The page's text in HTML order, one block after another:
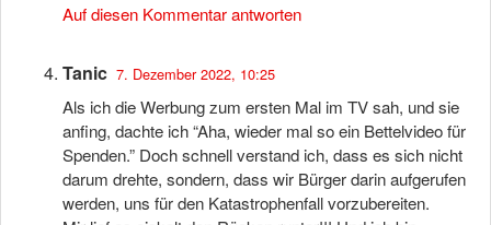
Auf diesen Kommentar antworten
Tanic 7. Dezember 2022, 10:25
Als ich die Werbung zum ersten Mal im TV sah, und sie
anfing, dachte ich “Aha, wieder mal so ein Bettelvideo für
Spenden.” Doch schnell verstand ich, dass es sich nicht
darum drehte, sondern, dass wir Bürger darin aufgerufen
werden, uns für den Katastrophenfall vorzubereiten.